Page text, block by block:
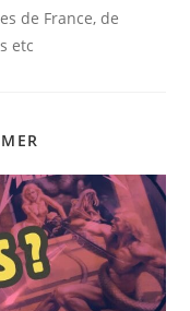
de France, de
etc